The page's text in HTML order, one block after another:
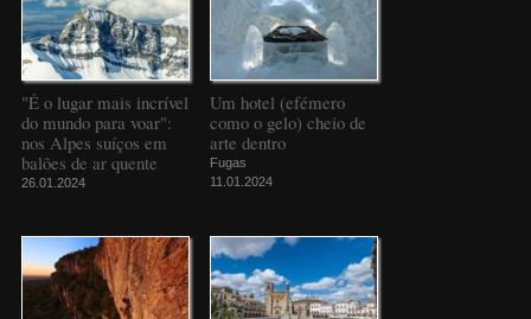
"É o lugar mais incrível
do mundo para voar":
nos Alpes suíços em
balões de ar quente
26.01.2024
Um hotel (efémero
como o gelo) cheio de
arte dentro
Fugas
11.01.2024